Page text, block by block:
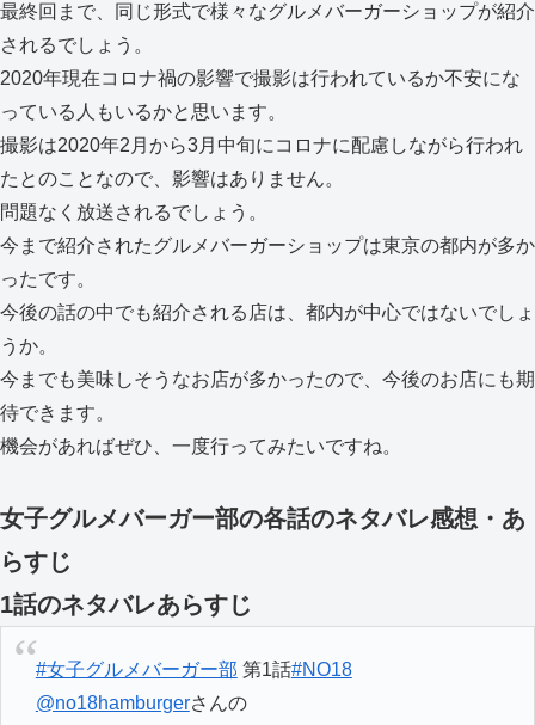
最終回まで、同じ形式で様々なグルメバーガーショップが紹介
されるでしょう。
2020年現在コロナ禍の影響で撮影は行われているか不安にな
っている人もいるかと思います。
撮影は2020年2月から3月中旬にコロナに配慮しながら行われ
たとのことなので、影響はありません。
問題なく放送されるでしょう。
今まで紹介されたグルメバーガーショップは東京の都内が多か
ったです。
今後の話の中でも紹介される店は、都内が中心ではないでしょ
うか。
今までも美味しそうなお店が多かったので、今後のお店にも期
待できます。
機会があればぜひ、一度行ってみたいですね。
女子グルメバーガー部の各話のネタバレ感想・あ
らすじ
1話のネタバレあらすじ
#女子グルメバーガー部 第1話#NO18
@no18hamburgerさんの